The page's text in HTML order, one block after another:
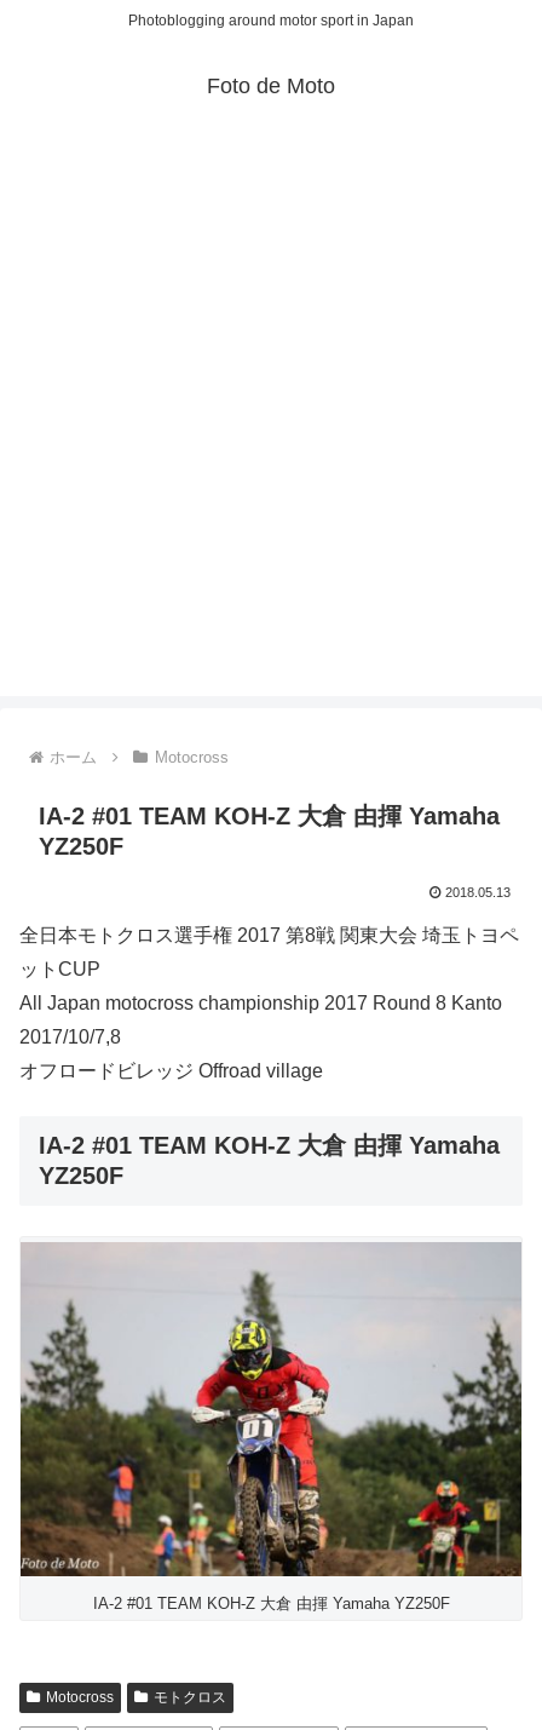
Photoblogging around motor sport in Japan
Foto de Moto
ホーム Motocross
IA-2 #01 TEAM KOH-Z 大倉 由揮 Yamaha
YZ250F
2018.05.13
全日本モトクロス選手権 2017 第8戦 関東大会 埼玉トヨペ
ットCUP
All Japan motocross championship 2017 Round 8 Kanto
2017/10/7,8
オフロードビレッジ Offroad village
IA-2 #01 TEAM KOH-Z 大倉 由揮 Yamaha
YZ250F
IA-2 #01 TEAM KOH-Z 大倉 由揮 Yamaha YZ250F
Motocross モトクロス